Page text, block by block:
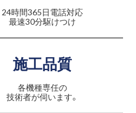
24時間365日電話対応
最速30分駆けつけ
施工品質
各機種専任の
技術者が伺います。